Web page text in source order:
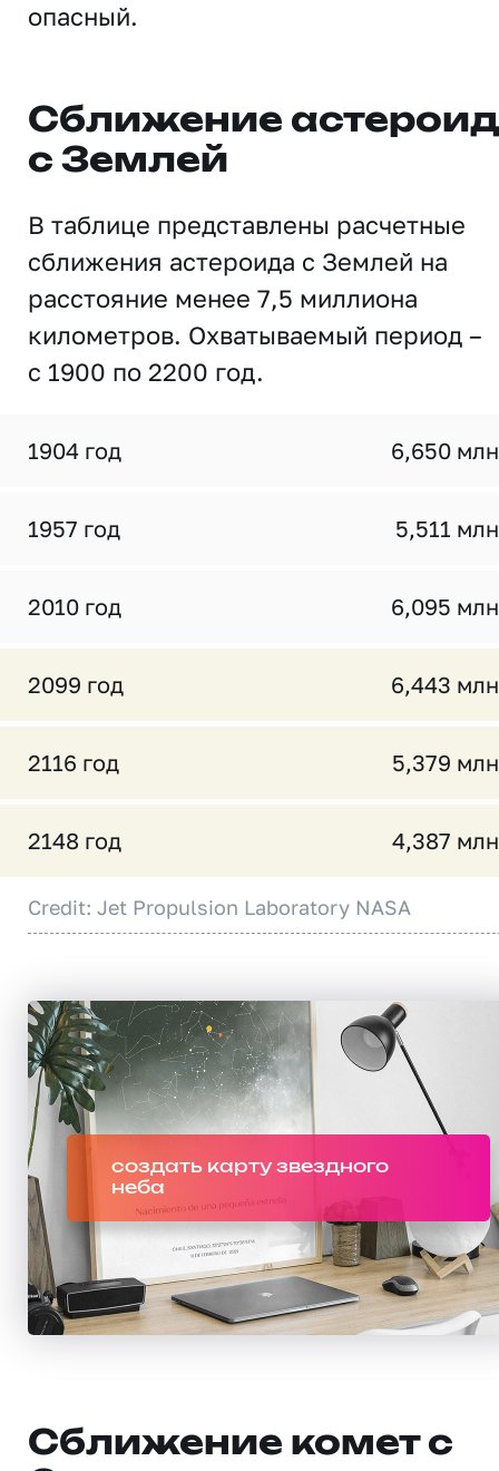
опасный.
Сближение
с Землей
В таблице представлены расчетные
сближения астероида с Землей на
расстояние менее 7,5 миллиона
километров. Охватываемый период –
с 1900 по 2200 год.
1904 год 6,650
1957 год 5,511
2010 год 6,095
2099 год 6,443
2116 год 5,379
2148 год 4,387
Credit: Jet Propulsion Laboratory NASA
создать карту звездного
неба
Сближение комет с